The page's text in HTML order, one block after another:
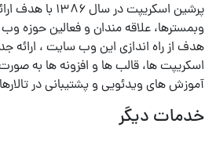
پرشین اسکریپت در
وبمسترها، علاقه مندان و فعالین حوزه وب
هدف از راه اندازی این وب سایت ، ارائه
اسکریپت ها، قالب ها و افزونه ها به
آموزش های ویدئویی و پشتیبانی در
خدمات دیگر